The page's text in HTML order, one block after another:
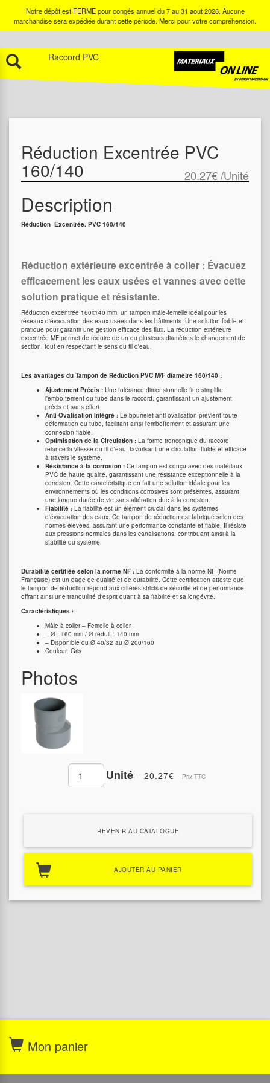
Notre dépôt est FERME pour congés annuel du 7 au 31 aout 2026. Aucune
marchandise sera expédiée durant cette période. Merci pour votre compréhension.
Raccord PVC
Réduction Excentrée PVC
160/140 20.27€/Unité
Description
Réduction Excentrée. PVC 160/140
Réduction extérieure excentrée à coller : Évacuez
efficacement les eaux usées et vannes avec cette
solution pratique et résistante.
Réduction excentrée 160x140 mm, un tampon mâle-femelle idéal pour les
réseaux d'évacuation des eaux usées dans les bâtiments. Une solution fiable et
pratique pour garantir une gestion efficace des flux. La réduction extérieure
excentrée MF permet de réduire de un ou plusieurs diamètres le changement de
section, tout en respectant le sens du fil d'eau.
Les avantages du Tampon de Réduction PVC M/F diamètre 160/140 :
Ajustement Précis : Une tolérance dimensionnelle fine simplifie
l'emboîtement du tube dans le raccord, garantissant un ajustement
précis et sans effort.
Anti-Ovalisation Intégré : Le bourrelet anti-ovalisation prévient toute
déformation du tube, facilitant ainsi l'emboîtement et assurant une
connexion fiable.
Optimisation de la Circulation : La forme tronconique du raccord
relance la vitesse du fil d'eau, favorisant une circulation fluide et efficace
à travers le système.
Résistance à la corrosion : Ce tampon est conçu avec des matériaux
PVC de haute qualité, garantissant une résistance exceptionnelle à la
corrosion. Cette caractéristique en fait une solution idéale pour les
environnements où les conditions corrosives sont présentes, assurant
une longue durée de vie sans altération due à la corrosion.
Fiabilité : La fiabilité est un élément crucial dans les systèmes
d'évacuation des eaux. Ce tampon de réduction est fabriqué selon des
normes élevées, assurant une performance constante et fiable. Il résiste
aux pressions normales dans les canalisations, contribuant ainsi à la
stabilité du système.
Durabilité certifiée selon la norme NF : La conformité à la norme NF (Norme
Française) est un gage de qualité et de durabilité. Cette certification atteste que
le tampon de réduction répond aux critères stricts de sécurité et de performance,
offrant ainsi une tranquillité d'esprit quant à sa fiabilité et sa longévité.
Caractéristiques :
Mâle à coller – Femelle à coller
– Ø : 160 mm / Ø réduit : 140 mm
– Disponible du Ø 40/32 au Ø 200/160
Couleur: Gris
Photos
Unité= 20.27€ Prix TTC
REVENIR AU CATALOGUE
AJOUTER AU PANIER
Mon panier